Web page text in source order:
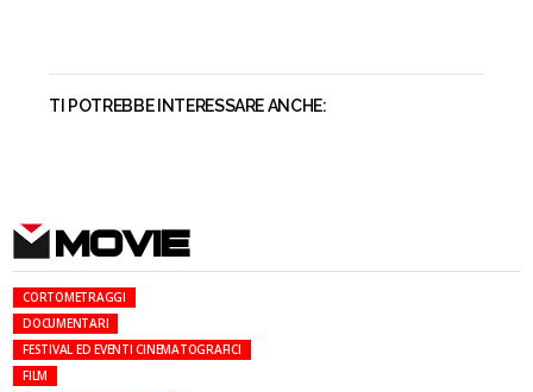
TI POTREBBE INTERESSARE ANCHE:
MOVIE
CORTOMETRAGGI
DOCUMENTARI
FESTIVAL ED EVENTI CINEMATOGRAFICI
FILM